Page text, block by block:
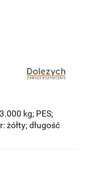
kg; PES;
żółty; długość